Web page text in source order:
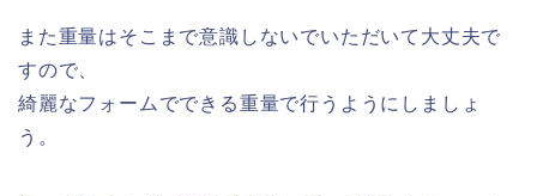
また重量はそこまで意識しないでいただいて大丈夫で
すので、
綺麗なフォームでできる重量で行うようにしましょ
う。